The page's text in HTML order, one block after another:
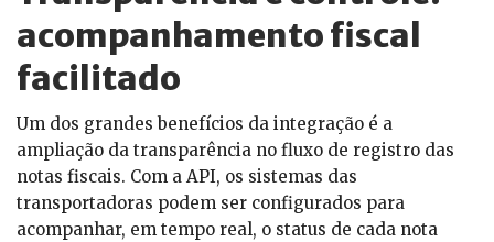
acompanhamento fiscal
facilitado
Um dos grandes benefícios da integração é a
ampliação da transparência no fluxo de registro das
notas fiscais. Com a API, os sistemas das
transportadoras podem ser configurados para
acompanhar, em tempo real, o status de cada nota